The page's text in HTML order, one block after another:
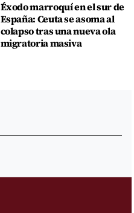
Éxodo marroquí en el sur de
España: Ceuta se asoma al
colapso tras una nueva ola
migratoria masiva